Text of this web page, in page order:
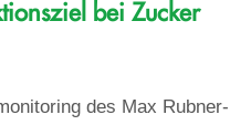
bei Zucker
des Max Rubner-